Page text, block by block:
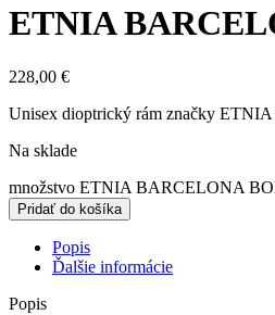
ETNIA
228,00 €
Unisex dioptrický rám značky
Na sklade
množstvo ETNIA BARCELONA
Pridať do košíka
Popis
Ďalšie informácie
Popis